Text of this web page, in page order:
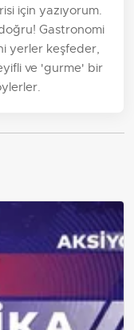
için yazıyorum.
Gastronomi
yerler keşfeder,
ve 'gurme' bir